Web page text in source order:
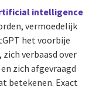
intelligence
vermoedelijk
het voorbije
verbaasd over
zich afgevraagd
betekenen. Exact